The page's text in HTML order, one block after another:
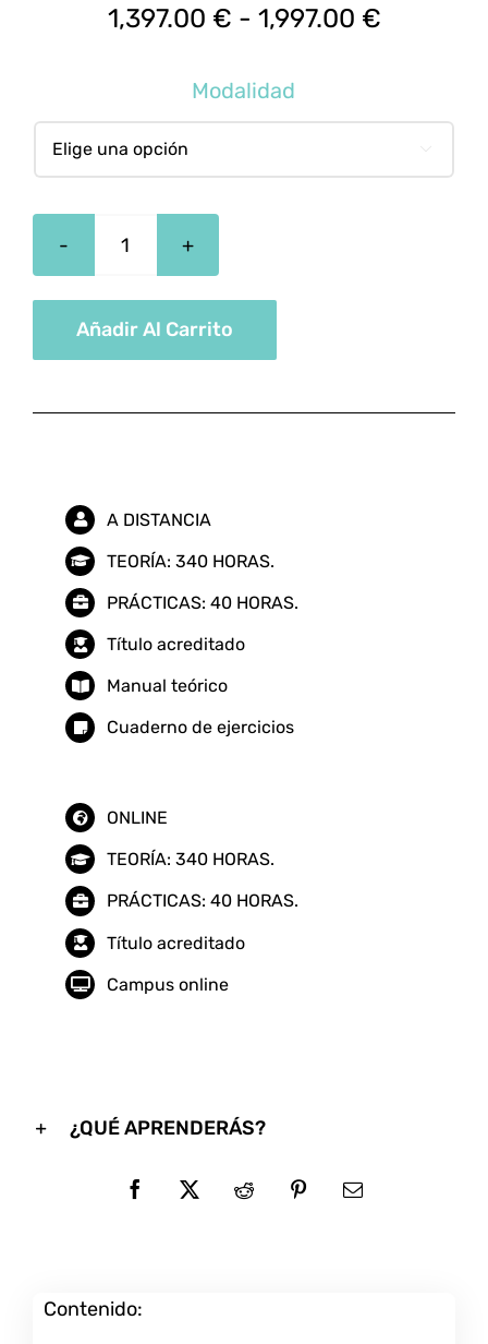
1,397.00 € - 1,997.00 €Rango
hasta
Modalidad
SSCE0110
para
la
B
y
C
Sistema
de
Formación
Añadir Al Carrito
A DISTANCIA
TEORÍA: 340 HORAS.
PRÁCTICAS: 40 HORAS.
Título acreditado
Manual teórico
Cuaderno de ejercicios
ONLINE
TEORÍA: 340 HORAS.
PRÁCTICAS: 40 HORAS.
Título acreditado
Campus online
¿QUÉ APRENDERÁS?
Contenido: